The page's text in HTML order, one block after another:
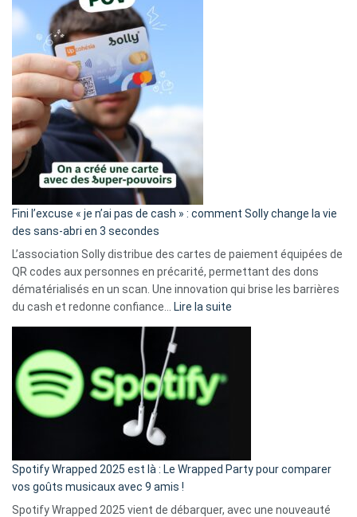
Fini l’excuse « je n’ai pas de cash » : comment Solly change la vie
des sans-abri en 3 secondes
L’association Solly distribue des cartes de paiement équipées de
QR codes aux personnes en précarité, permettant des dons
dématérialisés en un scan. Une innovation qui brise les barrières
du cash et redonne confiance… Lire la suite
»
Spotify Wrapped 2025 est là : Le Wrapped Party pour comparer
vos goûts musicaux avec 9 amis !
Spotify Wrapped 2025 vient de débarquer, avec une nouveauté